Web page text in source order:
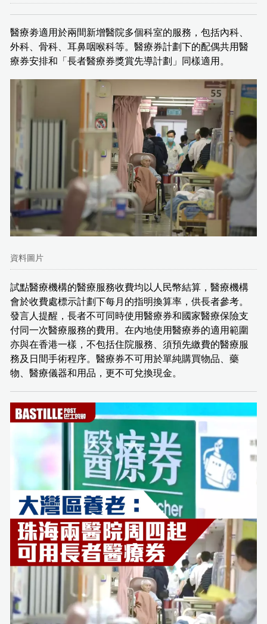
醫療劵適用於兩間新增醫院多個科室的服務，包括內科、
外科、骨科、耳鼻咽喉科等。醫療券計劃下的配偶共用醫
療券安排和「長者醫療券獎賞先導計劃」同樣適用。
資料圖片
試點醫療機構的醫療服務收費均以人民幣結算，醫療機構
會於收費處標示計劃下每月的指明換算率，供長者參考。
發言人提醒，長者不可同時使用醫療券和國家醫療保險支
付同一次醫療服務的費用。在內地使用醫療券的適用範圍
亦與在香港一樣，不包括住院服務、須預先繳費的醫療服
務及日間手術程序。醫療券不可用於單純購買物品、藥
物、醫療儀器和用品，更不可兌換現金。